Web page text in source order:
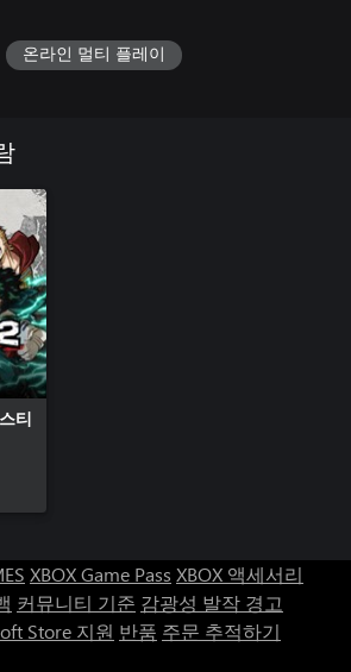
온라인 멀티 플레이
티
XBOX Game Pass XBOX 액세서리
커뮤니티 기준 감광성 발작 경고
Store 지원 반품 주문 추적하기